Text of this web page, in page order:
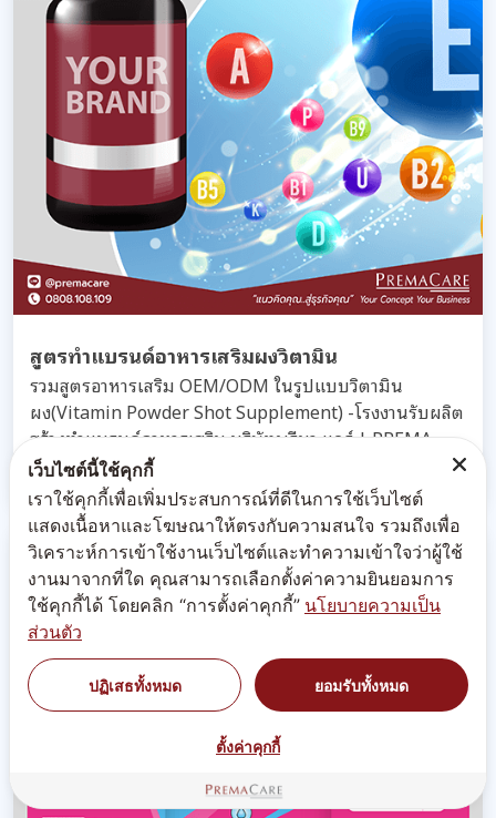
สูตรทำแบรนด์อาหารเสริมผงวิตามิน
รวมสูตรอาหารเสริม OEM/ODM ในรูปแบบวิตามิน
ผง(Vitamin Powder Shot Supplement) -โรงงานรับผลิต
สร้างทำแบรนด์อาหารเสริม บริษัทพรีมา แคร์ | PREMA
CARE...
เว็บไซต์นี้ใช้คุกกี้
เราใช้คุกกี้เพื่อเพิ่มประสบการณ์ที่ดีในการใช้เว็บไซต์
แสดงเนื้อหาและโฆษณาให้ตรงกับความสนใจ รวมถึงเพื่อ
วิเคราะห์การเข้าใช้งานเว็บไซต์และทำความเข้าใจว่าผู้ใช้
งานมาจากที่ใด คุณสามารถเลือกตั้งค่าความยินยอมการ
ใช้คุกกี้ได้ โดยคลิก “การตั้งค่าคุกกี้” นโยบายความเป็น
ส่วนตัว
ปฏิเสธทั้งหมด ยอมรับทั้งหมด
ตั้งค่าคุกกี้